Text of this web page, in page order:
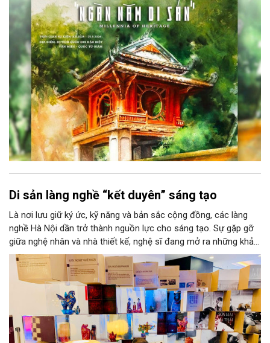
Học, Di tích Quốc gia đặc biệt Văn Miếu – Quốc Tử Giám. Sự
kiện kéo dài đến ngày 25/9/2026 hứa hẹn trở thành điểm đến
văn hóa đầy sức hút, góp phần làm phong phú đời sống nghệ
thuật của Thủ đô trong mùa thu này.
Di sản làng nghề “kết duyên” sáng tạo
Là nơi lưu giữ ký ức, kỹ năng và bản sắc cộng đồng, các làng
nghề Hà Nội dần trở thành nguồn lực cho sáng tạo. Sự gặp gỡ
giữa nghệ nhân và nhà thiết kế, nghệ sĩ đang mở ra những khả
năng phát triển mới cho thủ công đương đại trên nền tảng di
sản. Từ những cuộc “kết duyên” đầy cảm hứng ấy, Hà Nội đang
khơi thông mạch ngầm của hệ sinh thái thủ công, biến vốn cổ
thành động lực bền vững cho tương lai.